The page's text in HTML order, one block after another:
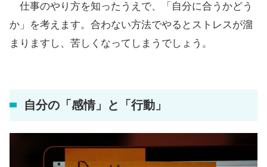
仕事のやり方を知ったうえで、「自分に合うかどう
か」を考えます。合わない方法でやるとストレスが溜
まりますし、苦しくなってしまうでしょう。
自分の「感情」と「行動」